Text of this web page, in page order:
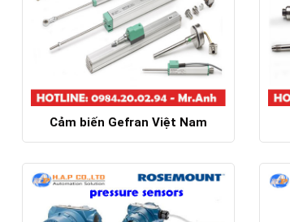
Cảm biến Gefran Việt Nam
Chi tiết